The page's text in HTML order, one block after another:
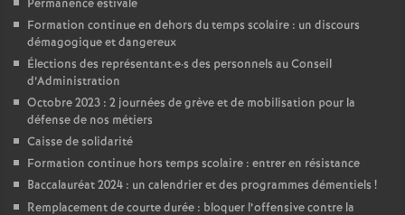
n
d
d
e
g
Permanence estivale
Formation continue en dehors du temps scolaire : un discours
démagogique et dangereux
Élections des représentant·e·s des personnels au Conseil
d’Administration
Octobre 2023 : 2 journées de grève et de mobilisation pour la
défense de nos métiers
Caisse de solidarité
Formation continue hors temps scolaire : entrer en résistance
Baccalauréat 2024 : un calendrier et des programmes démentiels !
Remplacement de courte durée : bloquer l’offensive contre la